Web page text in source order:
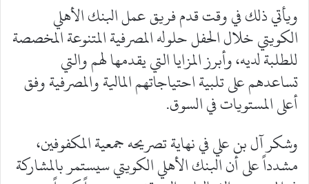
ويأتي ذلك في وقت قدم فريق عمل البنك الأهلي
الكويتي خلال الحفل حلوله المصرفية المتنوعة المخصصة
للطلبة لديه، وأبرز المزايا التي يقدمها لهم والتي
تساعدهم على تلبية احتياجاتهم المالية والمصرفية وفق
أعلى المستويات في السوق.
وشكر آل بن علي في نهاية تصريحه جمعية المكفوفين،
مشدداً على أن البنك الأهلي الكويتي سيستمر بالمشاركة